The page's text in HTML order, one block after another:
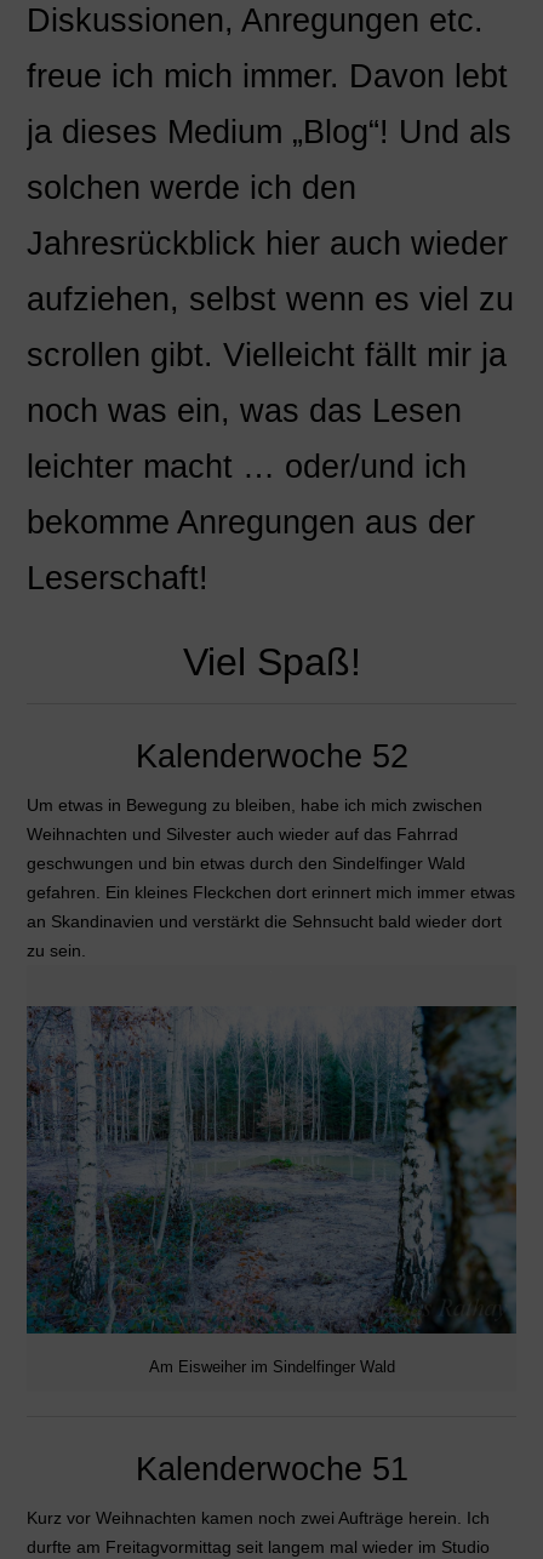
Diskussionen, Anregungen etc.
freue ich mich immer. Davon lebt
ja dieses Medium „Blog“! Und als
solchen werde ich den
Jahresrückblick hier auch wieder
aufziehen, selbst wenn es viel zu
scrollen gibt. Vielleicht fällt mir ja
noch was ein, was das Lesen
leichter macht … oder/und ich
bekomme Anregungen aus der
Leserschaft!
Viel Spaß!
Kalenderwoche 52
Um etwas in Bewegung zu bleiben, habe ich mich zwischen
Weihnachten und Silvester auch wieder auf das Fahrrad
geschwungen und bin etwas durch den Sindelfinger Wald
gefahren. Ein kleines Fleckchen dort erinnert mich immer etwas
an Skandinavien und verstärkt die Sehnsucht bald wieder dort
zu sein.
Am Eisweiher im Sindelfinger Wald
Kalenderwoche 51
Kurz vor Weihnachten kamen noch zwei Aufträge herein. Ich
durfte am Freitagvormittag seit langem mal wieder im Studio